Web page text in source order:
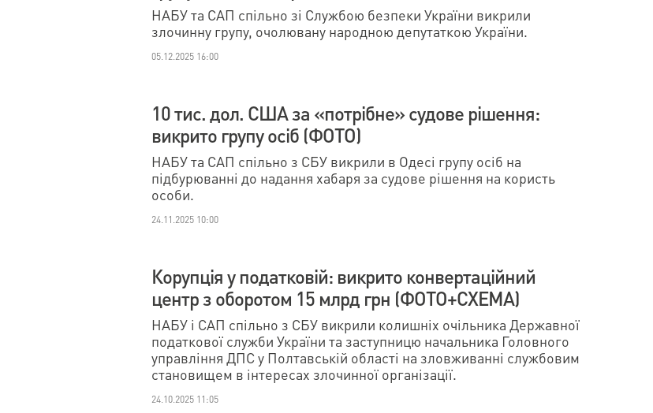
НАБУ та САП спільно зі Службою безпеки України викрили
злочинну групу, очолювану народною депутаткою України.
05.12.2025 16:00
10 тис. дол. США за «потрібне» судове рішення:
викрито групу осіб (ФОТО)
НАБУ та САП спільно з СБУ викрили в Одесі групу осіб на
підбурюванні до надання хабаря за судове рішення на користь
особи.
24.11.2025 10:00
Корупція у податковій: викрито конвертаційний
центр з оборотом 15 млрд грн (ФОТО+СХЕМА)
НАБУ і САП спільно з СБУ викрили колишніх очільника Державної
податкової служби України та заступницю начальника Головного
управління ДПС у Полтавській області на зловживанні службовим
становищем в інтересах злочинної організації.
24.10.2025 11:05